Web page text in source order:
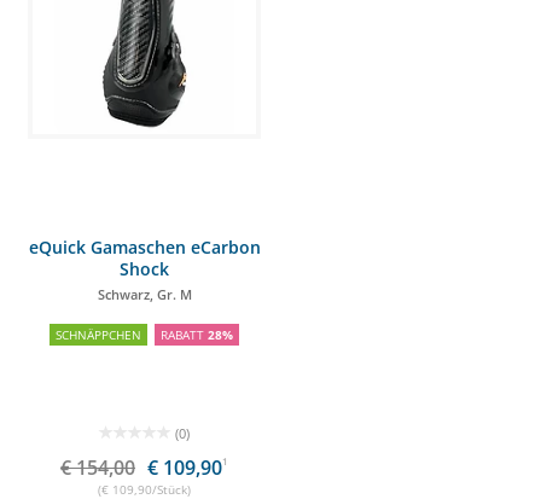
eQuick Gamaschen eCarbon
Shock
Schwarz, Gr. M
SCHNÄPPCHEN RABATT 28%
(0)
€ 154,00 € 109,901
(€ 109,90/Stück)